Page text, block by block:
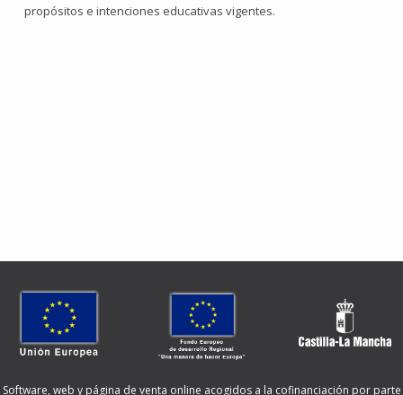
propósitos e intenciones educativas vigentes.
Software, web y página de venta online acogidos a la cofinanciación por parte